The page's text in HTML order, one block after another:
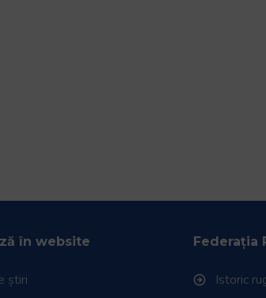
în website
știri
Federația
Istoric